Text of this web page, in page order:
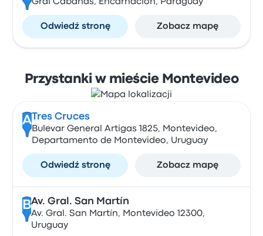
Gral Cabañas, Encarnación, Paraguay
Odwiedź stronę Zobacz mapę
Przystanki w mieście Montevideo
A Tres Cruces
Bulevar General Artigas 1825, Montevideo,
Departamento de Montevideo, Uruguay
Odwiedź stronę Zobacz mapę
BAv. Gral. San Martín
Av. Gral. San Martín, Montevideo 12300,
Uruguay